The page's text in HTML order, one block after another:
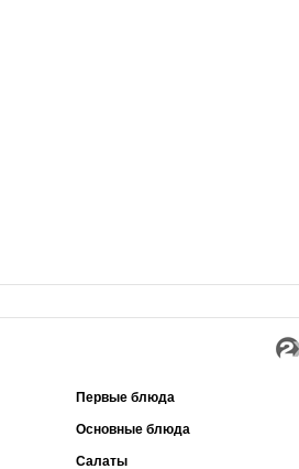
Первые блюда
Основные блюда
Салаты